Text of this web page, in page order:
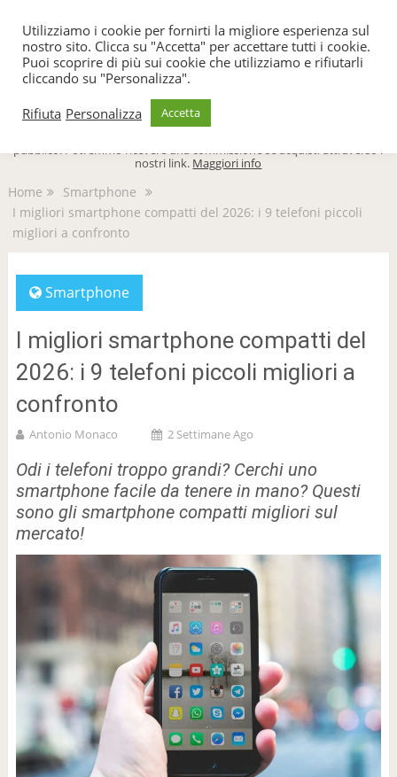
TecnoFacile
Menu
pubblico. Potremmo ricevere una commissione se acquisti attraverso i
nostri link. Maggiori info
Home
Smartphone
I migliori smartphone compatti del 2026: i 9 telefoni piccoli
migliori a confronto
Smartphone
I migliori smartphone compatti del
2026: i 9 telefoni piccoli migliori a
confronto
Antonio Monaco 2 Settimane Ago
Odi i telefoni troppo grandi? Cerchi uno
smartphone facile da tenere in mano? Questi
sono gli smartphone compatti migliori sul
mercato!
Utilizziamo i cookie per fornirti la migliore esperienza sul
nostro sito. Clicca su "Accetta" per accettare tutti i cookie.
Puoi scoprire di più sui cookie che utilizziamo e rifiutarli
cliccando su "Personalizza".
Rifiuta Personalizza Accetta